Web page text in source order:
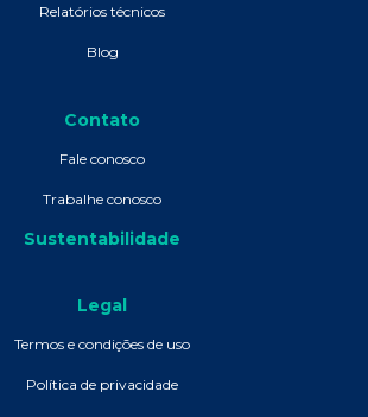
Relatórios técnicos
Blog
Contato
Fale conosco
Trabalhe conosco
Sustentabilidade
Legal
Termos e condições de uso
Política de privacidade